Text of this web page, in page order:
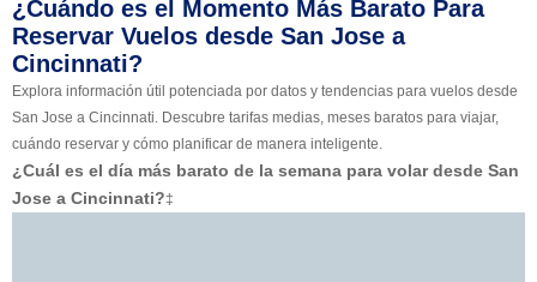
¿Cuándo es el Momento Más Barato Para
Reservar Vuelos desde San Jose a
Cincinnati?
Explora información útil potenciada por datos y tendencias para vuelos desde
San Jose a Cincinnati. Descubre tarifas medias, meses baratos para viajar,
cuándo reservar y cómo planificar de manera inteligente.
¿Cuál es el día más barato de la semana para volar desde San
Jose a Cincinnati?‡